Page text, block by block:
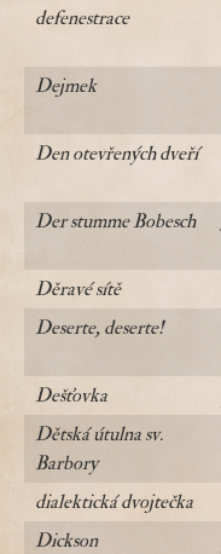
defenestrace
Dejmek
Den otevřených dveří
Der stumme Bobesch
Děravé sítě
Deserte, deserte!
Dešťovka
Dětská útulna sv.
Barbory
dialektická dvojtečka
Dickson